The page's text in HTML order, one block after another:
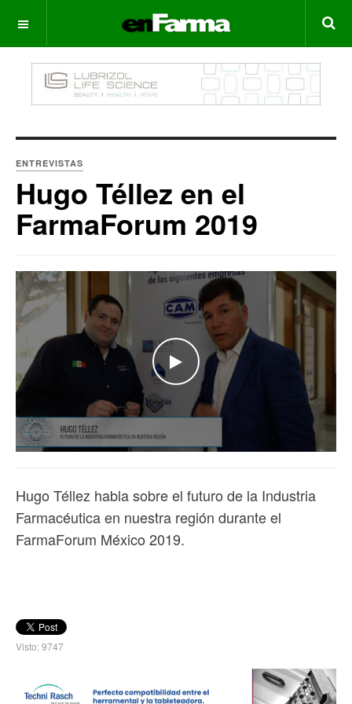
OFF CANVAS
ENTREVISTAS
Hugo Téllez en el
FarmaForum 2019
WATCH THE VIDEO
Hugo Téllez habla sobre el futuro de la Industria
Farmacéutica en nuestra región durante el
FarmaForum México 2019.
Visto: 9747